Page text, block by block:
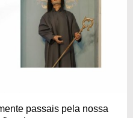
passais pela nossa